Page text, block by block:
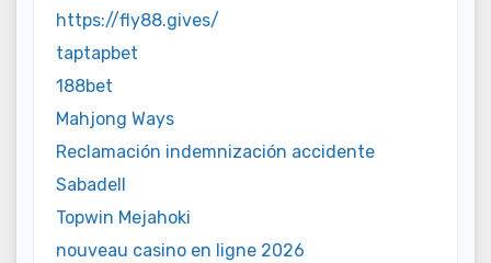
https://fly88.gives/
taptapbet
188bet
Mahjong Ways
Reclamación indemnización accidente
Sabadell
Topwin Mejahoki
nouveau casino en ligne 2026